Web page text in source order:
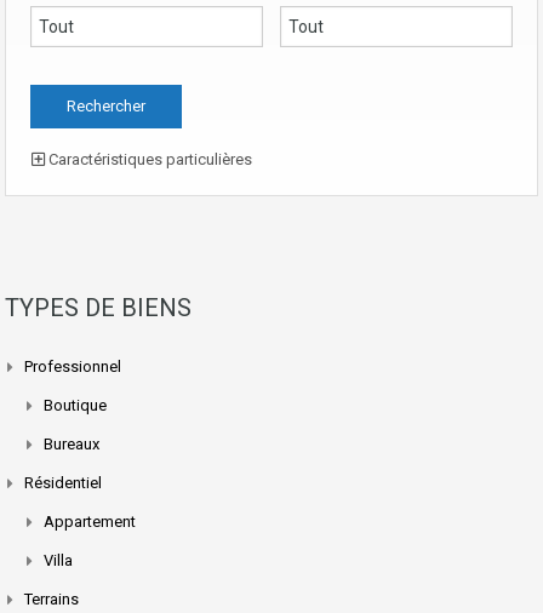
Caractéristiques particulières
TYPES DE BIENS
Professionnel
Boutique
Bureaux
Résidentiel
Appartement
Villa
Terrains